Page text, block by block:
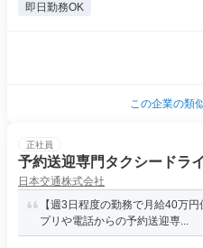
即日勤務OK
この企業の類
正社員
予約送迎専門タクシードラ
日本交通株式会社
【週3日程度の勤務で月給40万
プリや電話からの予約送迎専...